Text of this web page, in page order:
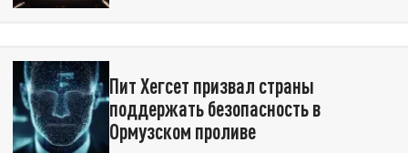
Пит Хегсет призвал страны
поддержать безопасность в
Ормузском проливе